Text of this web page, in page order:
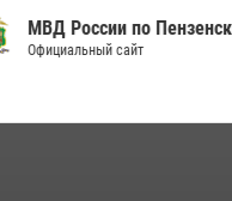
МВД России по
Официальный сайт